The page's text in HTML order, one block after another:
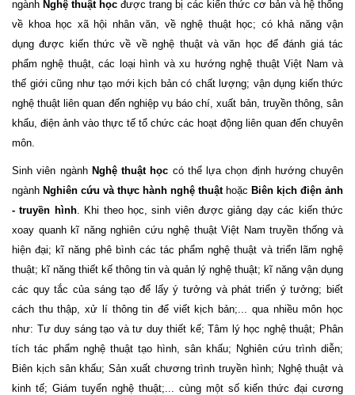
ngành Nghệ thuật học được trang bị các kiến thức cơ bản và hệ thống
về khoa học xã hội nhân văn, về nghệ thuật học; có khả năng vận
dụng được kiến thức về về nghệ thuật và văn học để đánh giá tác
phẩm nghệ thuật, các loại hình và xu hướng nghệ thuật Việt Nam và
thế giới cũng như tạo mới kịch bản có chất lượng; vận dụng kiến thức
nghệ thuật liên quan đến nghiệp vụ báo chí, xuất bản, truyền thông, sân
khấu, điện ảnh vào thực tế tổ chức các hoạt động liên quan đến chuyên
môn.
Sinh viên ngành Nghệ thuật học có thể lựa chọn định hướng chuyên
ngành Nghiên cứu và thực hành nghệ thuậthoặc Biên kịch điện ảnh
- truyền hình. Khi theo học, sinh viên được giảng dạy các kiến thức
xoay quanh kĩ năng nghiên cứu nghệ thuật Việt Nam truyền thống và
hiện đại; kĩ năng phê bình các tác phẩm nghệ thuật và triển lãm nghệ
thuật; kĩ năng thiết kế thông tin và quản lý nghệ thuật; kĩ năng vận dụng
các quy tắc của sáng tạo để lấy ý tưởng và phát triển ý tưởng; biết
cách thu thập, xử lí thông tin để viết kịch bản;... qua nhiều môn học
như: Tư duy sáng tạo và tư duy thiết kế; Tâm lý học nghệ thuật; Phân
tích tác phẩm nghệ thuật tạo hình, sân khấu; Nghiên cứu trình diễn;
Biên kịch sân khấu; Sản xuất chương trình truyền hình; Nghệ thuật và
kinh tế; Giám tuyển nghệ thuật;... cùng một số kiến thức đại cương